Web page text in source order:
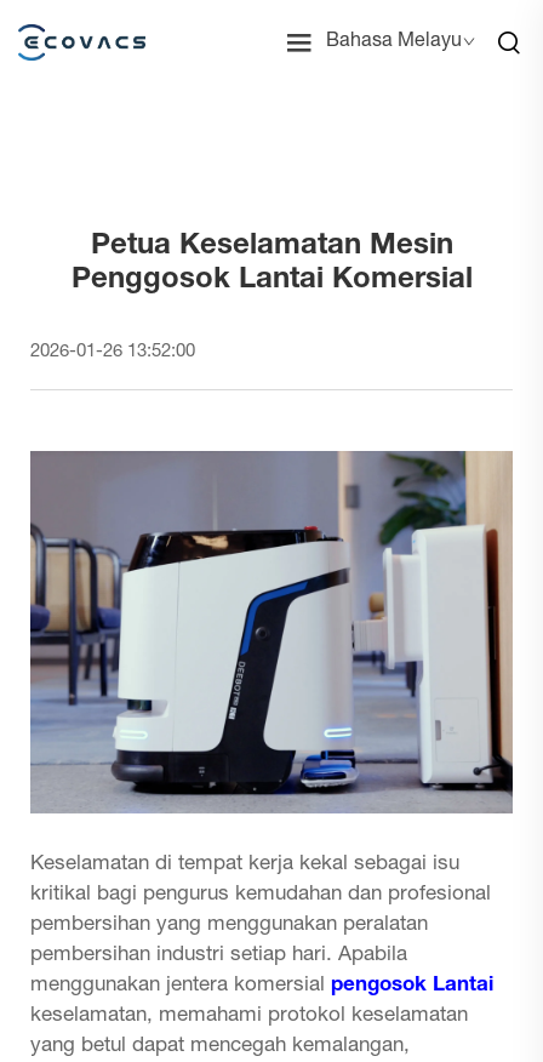
Bahasa Melayu
Petua Keselamatan Mesin
Penggosok Lantai Komersial
2026-01-26 13:52:00
Keselamatan di tempat kerja kekal sebagai isu
kritikal bagi pengurus kemudahan dan profesional
pembersihan yang menggunakan peralatan
pembersihan industri setiap hari. Apabila
menggunakan jentera komersial pengosok Lantai
keselamatan, memahami protokol keselamatan
yang betul dapat mencegah kemalangan,